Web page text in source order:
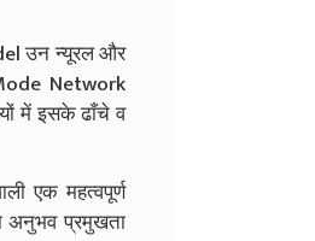
उन न्यूरल और
Network
में इसके ढाँचे व
एक महत्वपूर्ण
अनुभव प्रमुखता